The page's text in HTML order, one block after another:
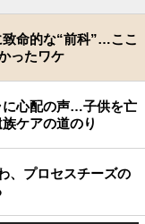
命的な“前科”…ここ
ったワケ
に心配の声…子供を亡
ケアの道のり
、プロセスチーズの